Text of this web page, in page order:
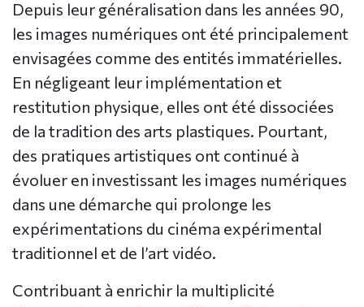
Depuis leur généralisation dans les années 90,
les images numériques ont été principalement
envisagées comme des entités immatérielles.
En négligeant leur implémentation et
restitution physique, elles ont été dissociées
de la tradition des arts plastiques. Pourtant,
des pratiques artistiques ont continué à
évoluer en investissant les images numériques
dans une démarche qui prolonge les
expérimentations du cinéma expérimental
traditionnel et de l’art vidéo.
Contribuant à enrichir la multiplicité